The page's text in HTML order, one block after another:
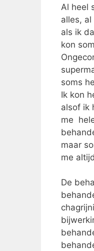
Al heel
alles,
als ik
kon
soms
Ik kon
alsof ik
me
maar
me
De